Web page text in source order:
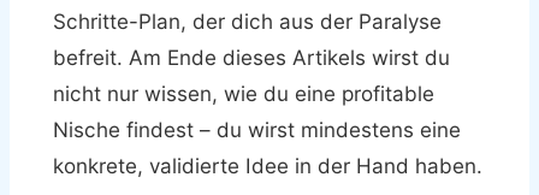
Schritte-Plan, der dich aus der Paralyse
befreit. Am Ende dieses Artikels wirst du
nicht nur wissen, wie du eine profitable
Nische findest – du wirst mindestens eine
konkrete, validierte Idee in der Hand haben.